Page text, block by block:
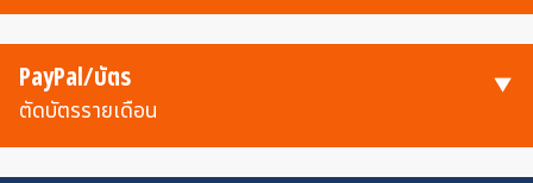
PayPal/บัตร
ตัดบัตรรายเดือน